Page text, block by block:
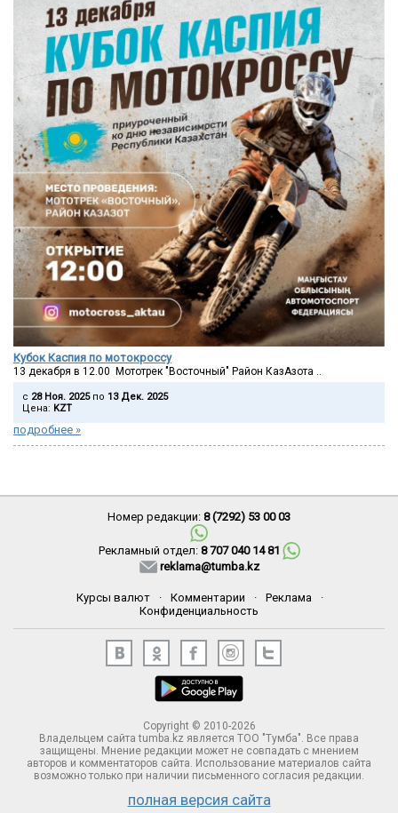
Кубок Каспия по мотокроссу
13 декабря в 12.00 Мототрек "Восточный" Район КазАзота ..
c 28 Ноя. 2025по 13 Дек. 2025
Цена: KZT
подробнее »
Номер редакции: 8 (7292) 53 00 03
Рекламный отдел: 8 707 040 14 81
reklama@tumba.kz
Курсы валют · Комментарии · Реклама
·
Конфиденциальность
Copyright © 2010-2026
Владельцем сайта tumba.kz является ТОО "Тумба". Все права
защищены. Мнение редакции может не совпадать с мнением
авторов и комментаторов сайта. Использование материалов сайта
возможно только при наличии письменного согласия редакции.
полная версия сайта